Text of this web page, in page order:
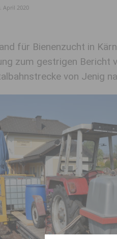
April 2020
für Bienenzucht in
zum gestrigen Bericht
von Jenig